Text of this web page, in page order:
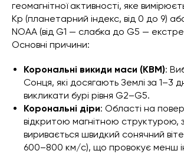
геомагнітної активності, яке
Kp (планетарний індекс, від 0 до 9)
NOAA (від G1 — слабка до G5 —
Основні причини:
Корональні викиди маси (КВМ):
Сонця, які досягають Землі за 1–3
викликати бурі рівня G2–G5.
Корональні діри: Області на
відкритою магнітною структурою,
виривається швидкий сонячний
600–800 км/с), що провокує менш